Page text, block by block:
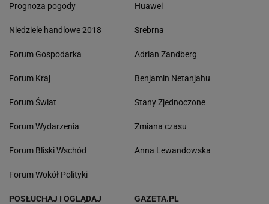
Prognoza pogody
Niedziele handlowe 2018
Forum Gospodarka
Forum Kraj
Forum Świat
Forum Wydarzenia
Forum Bliski Wschód
Forum Wokół Polityki
Huawei
Srebrna
Adrian Zandberg
Benjamin Netanjahu
Stany Zjednoczone
Zmiana czasu
Anna Lewandowska
POSŁUCHAJ I OGLĄDAJ GAZETA.PL